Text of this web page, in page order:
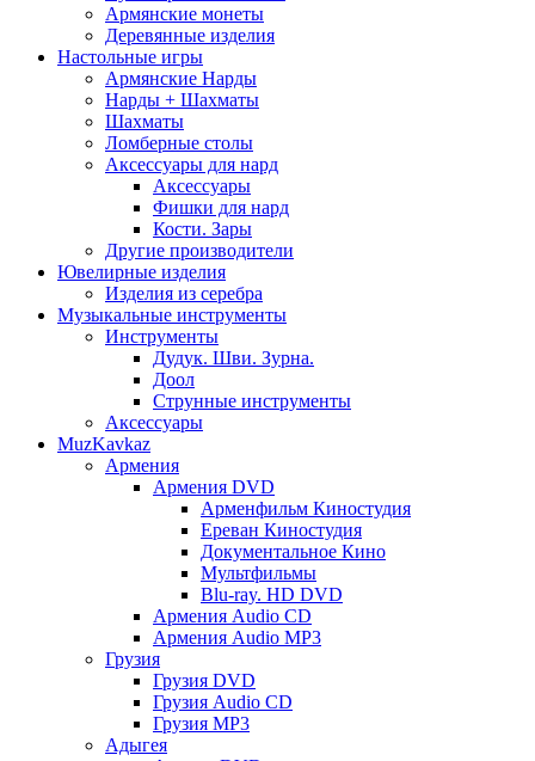
Армянские монеты
Деревянные изделия
Настольные игры
Армянские Нарды
Нарды + Шахматы
Шахматы
Ломберные столы
Аксессуары для нард
Аксессуары
Фишки для нард
Кости. Зары
Другие производители
Ювелирные изделия
Изделия из серебра
Музыкальные инструменты
Инструменты
Дудук. Шви. Зурна.
Доол
Струнные инструменты
Аксессуары
MuzKavkaz
Армения
Армения DVD
Арменфильм Киностудия
Ереван Киностудия
Документальное Кино
Мультфильмы
Blu-ray. HD DVD
Армения Audio CD
Армения Audio MP3
Грузия
Грузия DVD
Грузия Audio CD
Грузия MP3
Адыгея